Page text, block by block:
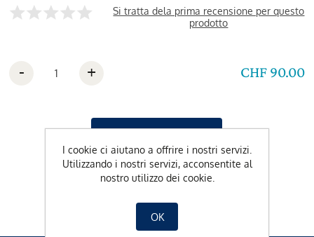
Si tratta dela prima recensione per questo
prodotto
CHF 90.00
- +
I cookie ci aiutano a offrire i nostri servizi.
Utilizzando i nostri servizi, acconsentite al
nostro utilizzo dei cookie.
OK